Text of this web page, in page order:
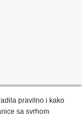
pravilno i kako
sa svrhom